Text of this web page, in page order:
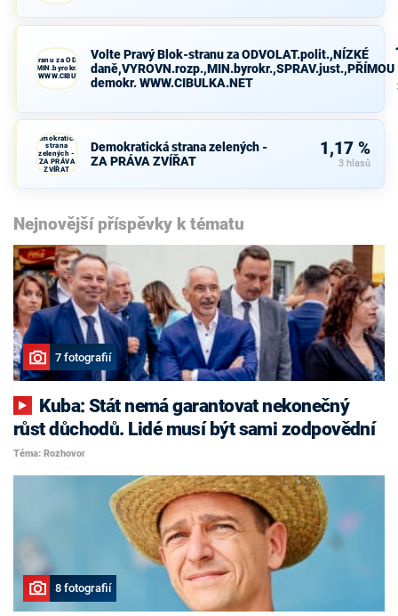
Blok-stranu za ODVOLAT.polit.,NÍZKÉ
demokr. WWW.CIBULKA.NET
Volte Pravý Blok-stranu za ODVOLAT.polit.,NÍZKÉ
daně,VYROVN.rozp.,MIN.byrokr.,SPRAV.just.,PŘÍMOU
demokr. WWW.CIBULKA.NET
Demokratická
strana
zelených -
ZA PRÁVA
ZVÍŘAT
Demokratická strana zelených -
ZA PRÁVA ZVÍŘAT
1,17 %
3 hlasů
Nejnovější příspěvky k tématu
7 fotografií
růst důchodů. Lidé musí být sami zodpovědní
Téma: Rozhovor
8 fotografií